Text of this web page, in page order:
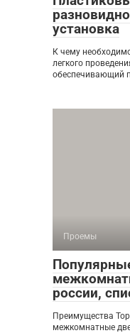
установка
К чему
легкого
обеспечивающий
Проемы
россии,
Преимущества
межкомнатные